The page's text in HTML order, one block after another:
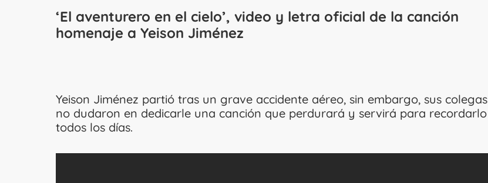
‘El aventurero en el cielo’, video y letra oficial de la canción
homenaje a Yeison Jiménez
Yeison Jiménez partió tras un grave accidente aéreo, sin embargo, sus colegas
no dudaron en dedicarle una canción que perdurará y servirá para recordarlo
todos los días.